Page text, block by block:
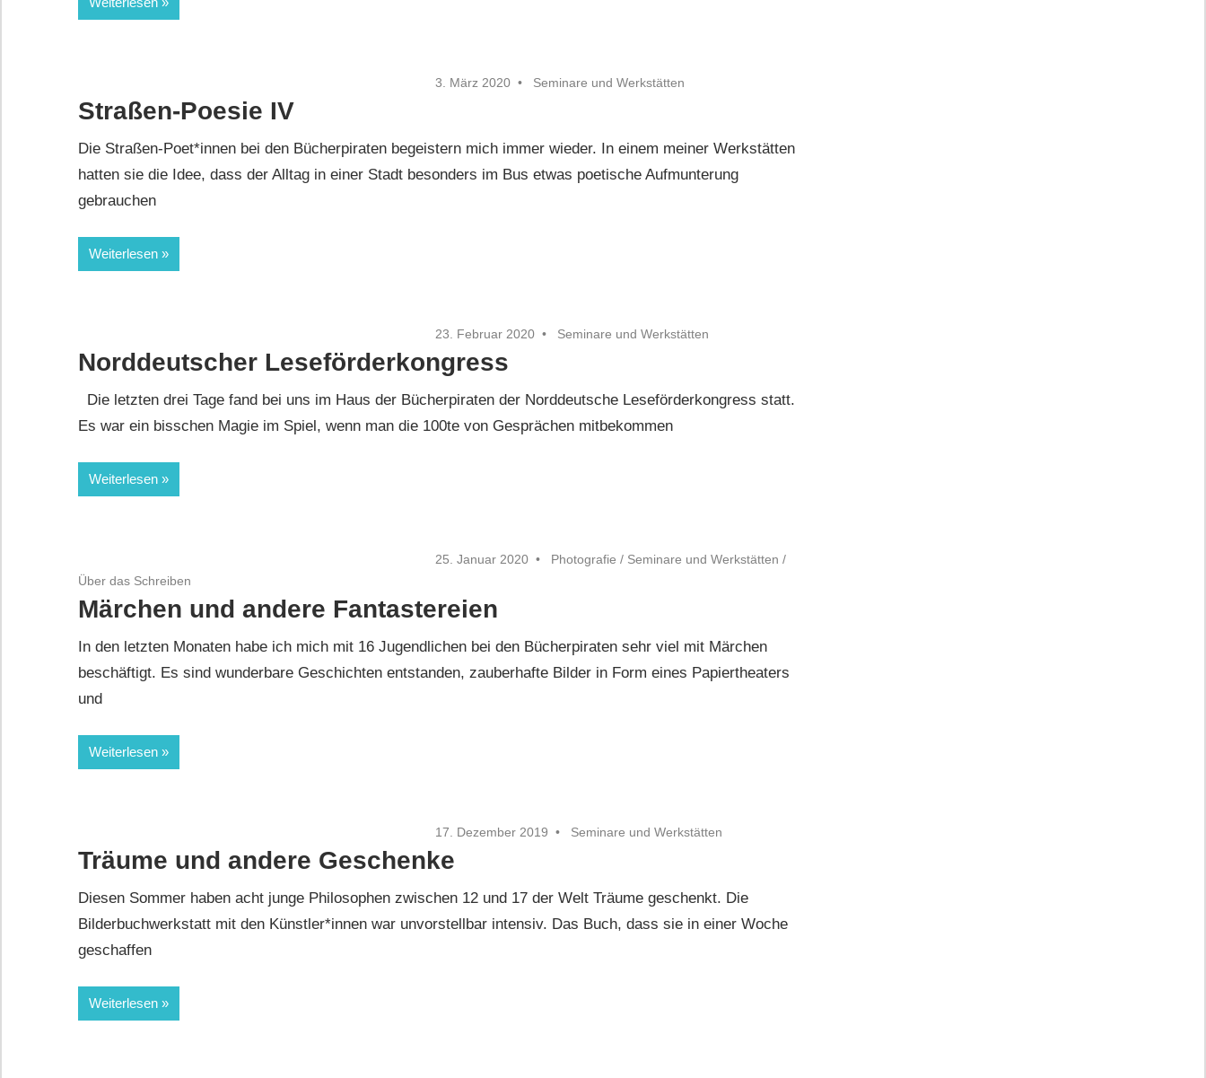
3. März 2020 Seminare und Werkstätten
Straßen-Poesie IV
Die Straßen-Poet*innen bei den Bücherpiraten begeistern mich immer wieder. In einem meiner Werkstätten
hatten sie die Idee, dass der Alltag in einer Stadt besonders im Bus etwas poetische Aufmunterung
gebrauchen
Weiterlesen
23. Februar 2020 Seminare und Werkstätten
Norddeutscher Leseförderkongress
Die letzten drei Tage fand bei uns im Haus der Bücherpiraten der Norddeutsche Leseförderkongress statt.
Es war ein bisschen Magie im Spiel, wenn man die 100te von Gesprächen mitbekommen
Weiterlesen
25. Januar 2020 Photografie / Seminare und Werkstätten /
Über das Schreiben
Märchen und andere Fantastereien
In den letzten Monaten habe ich mich mit 16 Jugendlichen bei den Bücherpiraten sehr viel mit Märchen
beschäftigt. Es sind wunderbare Geschichten entstanden, zauberhafte Bilder in Form eines Papiertheaters
und
Weiterlesen
17. Dezember 2019 Seminare und Werkstätten
Träume und andere Geschenke
Diesen Sommer haben acht junge Philosophen zwischen 12 und 17 der Welt Träume geschenkt. Die
Bilderbuchwerkstatt mit den Künstler*innen war unvorstellbar intensiv. Das Buch, dass sie in einer Woche
geschaffen
Weiterlesen